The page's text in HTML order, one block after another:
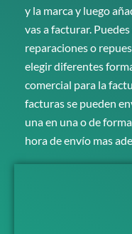
y la marca y luego
vas a facturar.
reparaciones o
elegir diferentes
comercial para la
facturas se pueden
una en una o de
hora de envío mas